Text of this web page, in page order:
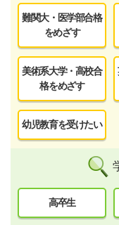
難関大・医学部合格
をめざす
美術系大学・高校合
格をめざす
幼児教育を受けたい
高卒生